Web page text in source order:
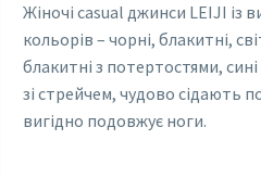
Жіночі casual джинси LEIJI із
кольорів – чорні, блакитні,
блакитні з потертостями,
зі стрейчем, чудово сідають
вигідно подовжує ноги.